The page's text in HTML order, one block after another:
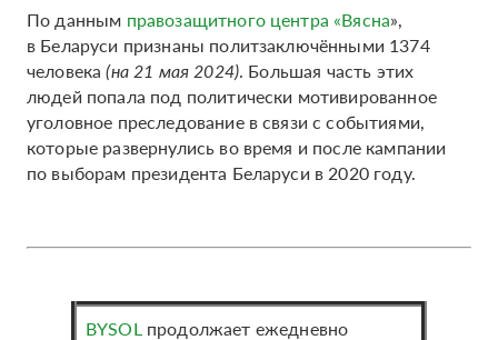
По данным правозащитного центра «Вясна»,
в Беларуси признаны политзаключёнными 1374
человека(на 21 мая 2024). Большая часть этих
людей попала под политически мотивированное
уголовное преследование в связи с событиями,
которые развернулись во время и после кампании
по выборам президента Беларуси в 2020 году.
BYSOL продолжает ежедневно